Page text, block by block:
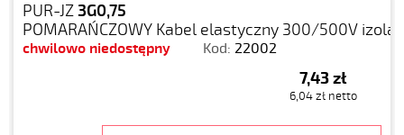
PUR-JZ3G0,75
POMARAŃCZOWY Kabel elastyczny 300/500V
chwilowo niedostępny Kod: 22002
7,43 zł
6,04 zł netto